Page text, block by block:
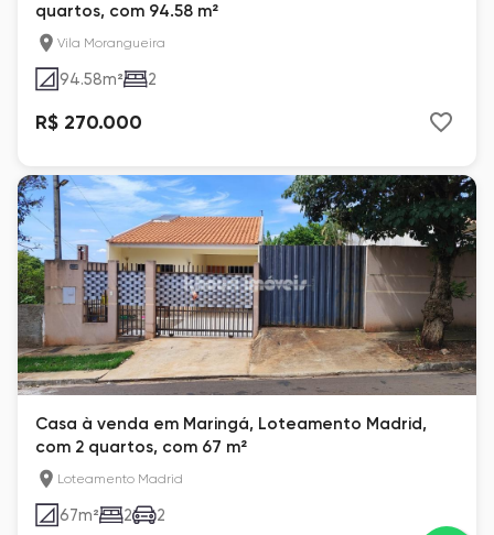
quartos, com 94.58 m²
Vila Morangueira
94.58m² 2
R$ 270.000
Casa à venda em Maringá, Loteamento Madrid,
com 2 quartos, com 67 m²
Loteamento Madrid
67m² 2 2